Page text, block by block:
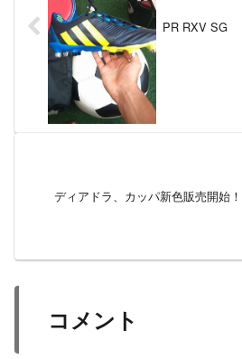
PR RXV SG
ディアドラ、カッパ新色販売開始！
コメント